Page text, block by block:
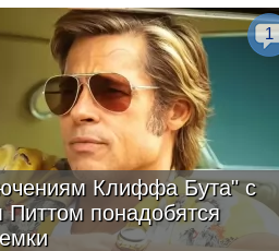
Клиффа Бута" с
Питтом понадобятся
1